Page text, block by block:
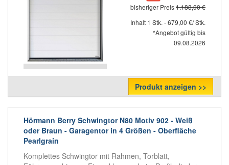
bisheriger Preis1.188,00 €
Inhalt 1 Stk. - 679,00 €/ Stk.
*Angebot gültig bis
09.08.2026
Produkt anzeigen >>
Hörmann Berry Schwingtor N80 Motiv 902 - Weiß
oder Braun - Garagentor in 4 Größen - Oberfläche
Pearlgrain
Komplettes Schwingtor mit Rahmen, Torblatt,